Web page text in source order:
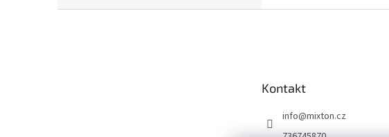
Kontakt
info@mixton.cz